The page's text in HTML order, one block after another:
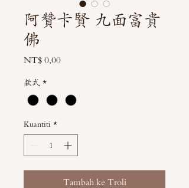
阿贊卡賢 九面富貴
佛
NT$ 0,00Harga
款式 *
Kuantiti *
Tambah ke Troli